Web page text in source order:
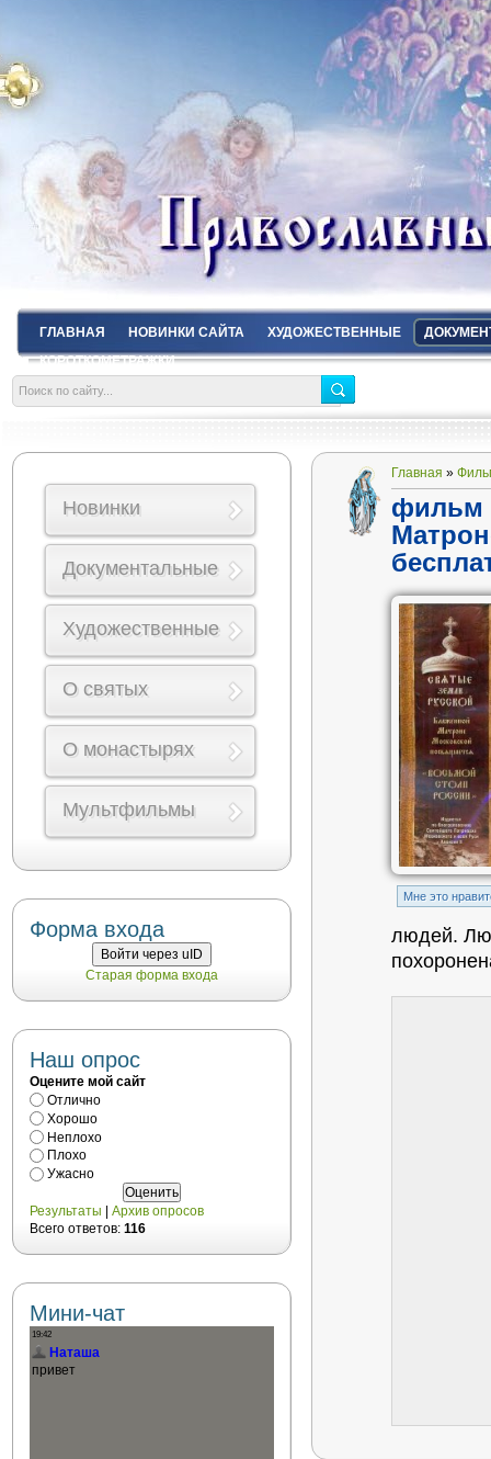
ГЛАВНАЯ НОВИНКИ САЙТА ХУДОЖЕСТВЕННЫЕ
КОРОТКОМЕТРАЖКИ
Главная »
фильм
Mне это
людей.
Новинки
Документальные
Художественные
О святых
О монастырях
Мультфильмы
Форма входа
Войти через uID
Старая форма входа
Наш опрос
Оцените мой сайт
Отлично
Хорошо
Неплохо
Плохо
Ужасно
Результаты
Архив опросов
Всего ответов: 116
Мини-чат